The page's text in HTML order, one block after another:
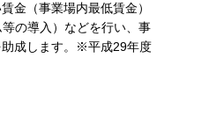
金（事業場内最低賃金）
の導入）などを行い、事
助成します。※平成29年度